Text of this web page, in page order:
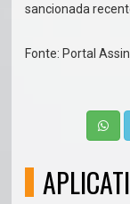
sancionada
Fonte: Portal